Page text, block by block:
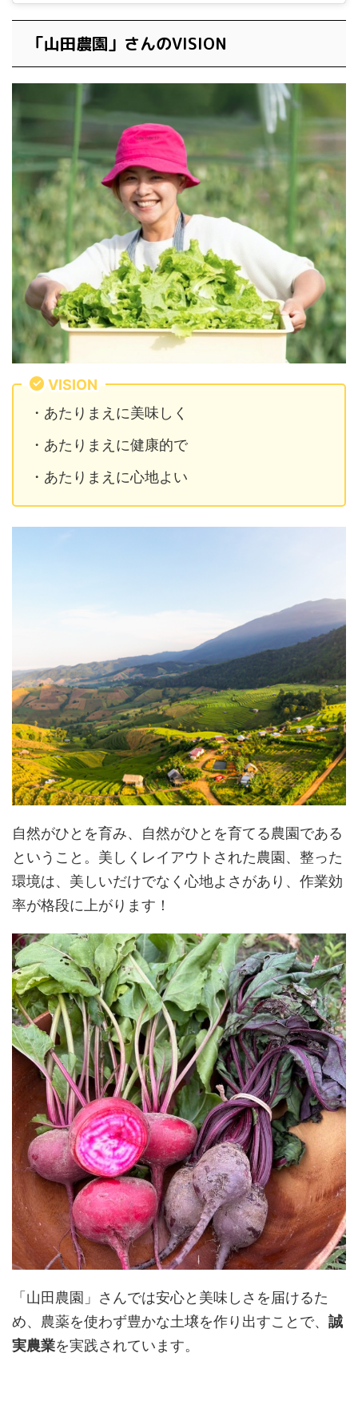
「山田農園」さんのVISION
VISION
・あたりまえに美味しく
・あたりまえに健康的で
・あたりまえに心地よい
自然がひとを育み、自然がひとを育てる農園である
ということ。美しくレイアウトされた農園、整った
環境は、美しいだけでなく心地よさがあり、作業効
率が格段に上がります！
「山田農園」さんでは安心と美味しさを届けるた
め、農薬を使わず豊かな土壌を作り出すことで、 誠
実農業を実践されています。